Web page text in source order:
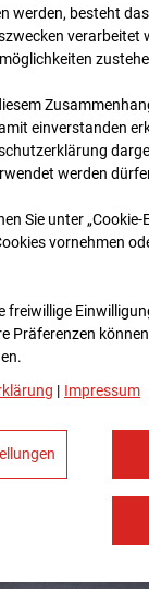
werden, besteht
verarbeitet
ein­ver­standen
werden
Sie unter
vornehmen
freiwillige
Prä­fe­renzen
| Impressum